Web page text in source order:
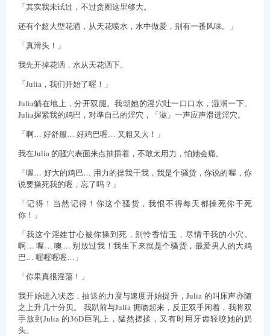
「其实我未试过，不过贪图这里够大。
还有个超大型花洒，从天花喷水，水中做爱，别有一番风味。」
「真滑头！」
我先开掉花洒，水从天花洒下。
「Julia，我们开始了喔！」
Julia躺在地上，分开双腿。我朝她的淫穴吐一口口水，湿润一下。
Julia握紧我的鸡巴，对準自己的淫穴，「滋」一声应声滑进淫穴。
「啊… 好舒服… 好鸡巴喔… 又粗又大！」
我在Julia 的骚穴表面来点抽插着，不敢太用力，怕她会痛。
「喔… 好大的鸡巴… 用力的操我干我，我是个骚货，你说的喔，你
说要操死我的喔，忘了吗？」
「记得！当然记得！你这个骚货，我恨不得每天都操死你干死
你！」
「我这个淫娃甘心被你操到死，别怜香惜玉，尽情干我的小穴。
啊… 喔… 噢… 别放过我！我生下来就是个骚货，最爱男人的大鸡
巴… 喔喔喔喔…」
「你果真很淫蕩！」
我开始进入状态，抽送的力度与速度开始提升，Julia 的叫床声亦随
之上升几十分贝。 我趴前与Julia 拥吻起来，反正双手闲着，我将双
手放到Julia 的36D巨乳上，猛然搓揉，又有时用牙齿轻咬她的奶
头。